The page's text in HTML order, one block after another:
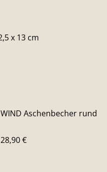
x 13 cm
WIND Aschenbecher rund
28,90 €